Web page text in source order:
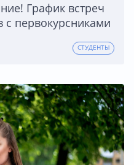
График встреч
с первокурсниками
СТУДЕНТЫ